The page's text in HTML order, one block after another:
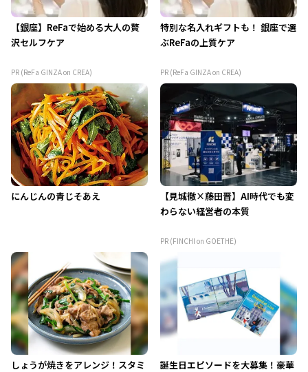
【銀座】ReFaで始める大人の贅
沢セルフケア
PR (ReFa GINZA on CREA)
特別な名入れギフトも！ 銀座で選
ぶReFaの上質ケア
PR (ReFa GINZA on CREA)
にんじんの青じそあえ
【見城徹×藤田晋】AI時代でも変
わらない経営者の本質
PR (FINCHI on GOETHE)
しょうが焼きをアレンジ！スタミ
誕生日エピソードを大募集！豪華